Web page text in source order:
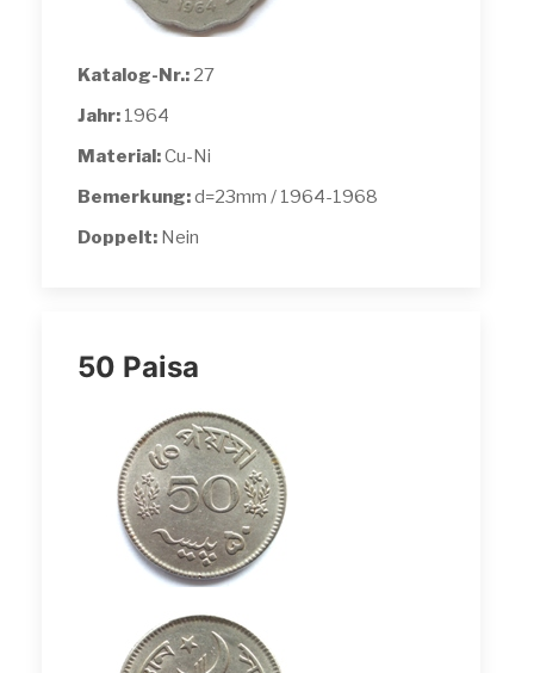
Katalog-Nr.: 27
Jahr: 1964
Material:Cu-Ni
Bemerkung:d=23mm / 1964-1968
Doppelt: Nein
50 Paisa